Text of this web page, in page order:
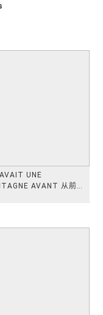
AVAIT UNE
AVANT 从前有